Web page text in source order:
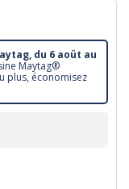
du 6 aoüt au
Maytag®
plus, économisez